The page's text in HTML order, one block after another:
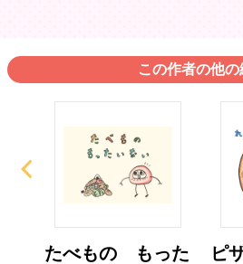
この作者の他の
たべもの もった
ピ